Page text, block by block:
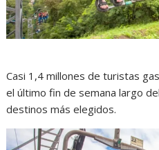
Casi 1,4 millones de turistas
el último fin de semana largo
destinos más elegidos.